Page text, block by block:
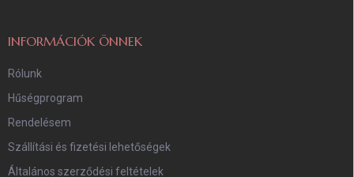
INFORMÁCIÓK ÖNNEK
Rólunk
Hűségprogram
Rendelésem
Szállítási és fizetési lehetőségek
Általános szerződési feltételek